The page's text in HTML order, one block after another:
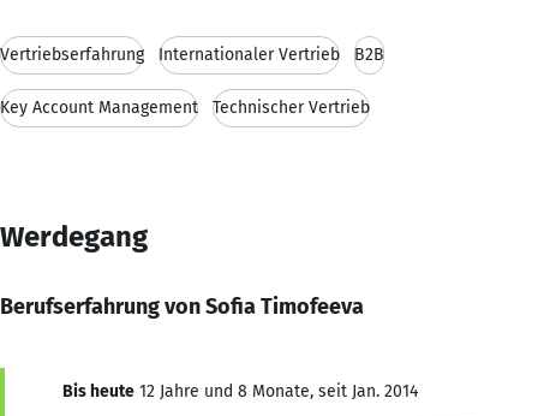
Vertriebserfahrung Internationaler Vertrieb B2B
Key Account Management Technischer Vertrieb
Werdegang
Berufserfahrung von Sofia Timofeeva
Bis heute 12 Jahre und 8 Monate, seit Jan. 2014